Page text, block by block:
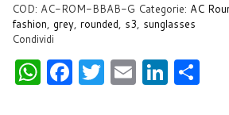
COD: AC-ROM-BBAB-G Categorie: AC
fashion, grey, rounded, s3, sunglasses
Condividi
W
h
F
a
T
w
E
m
Li
n